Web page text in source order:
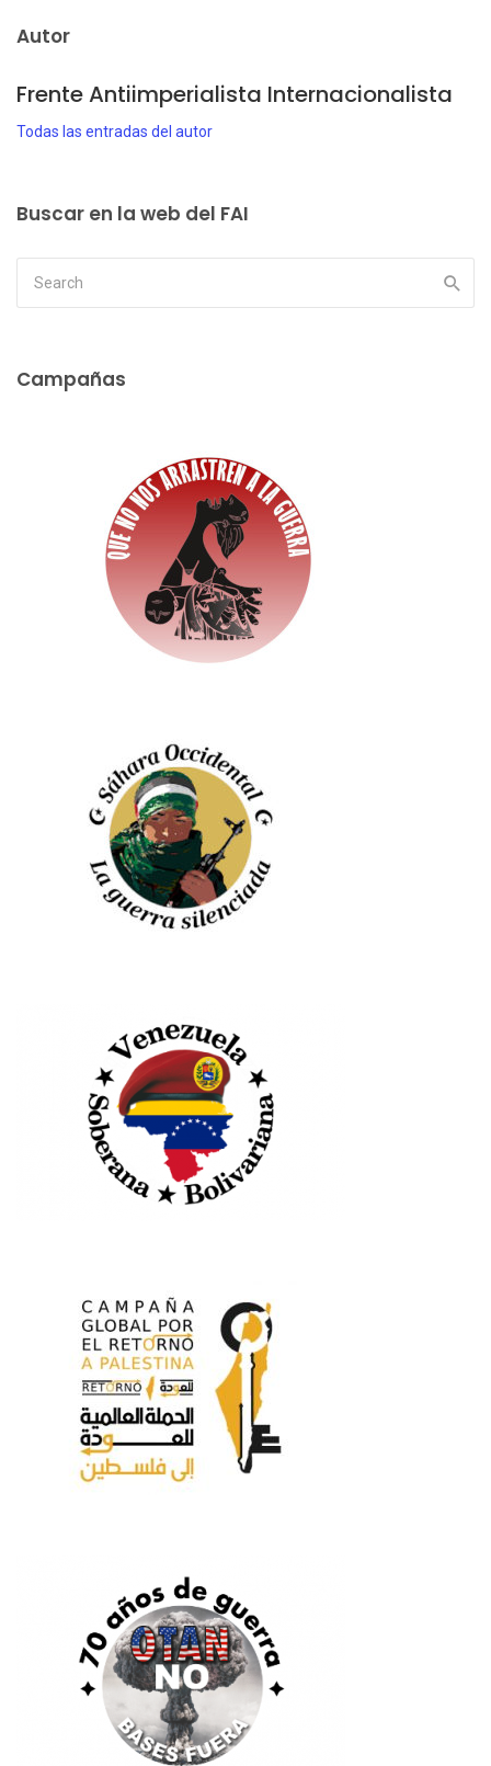
Autor
Frente Antiimperialista Internacionalista
Todas las entradas del autor
Buscar en la web del FAI
Campañas